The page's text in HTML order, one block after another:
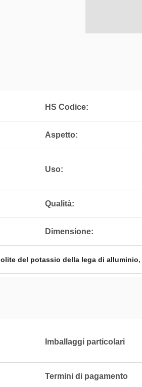
HS Codice:
Aspetto:
Uso:
Qualità:
Dimensione:
del potassio della lega di alluminio,
Imballaggi particolari
Termini di pagamento